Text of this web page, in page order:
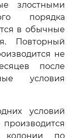
злостными
порядка
в обычные
Повторный
не
после
условия
условий
колонии по